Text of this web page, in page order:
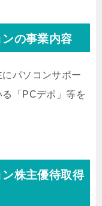
の事業内容
パソコンサポー
る「PCデポ」等を
株主優待取得